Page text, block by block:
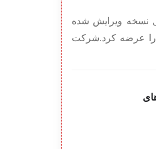
نسخه ویرایش شده
Google Compute Engine را عرضه کرد.شرکت